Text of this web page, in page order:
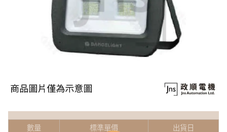
數量 標準單價
出貨日